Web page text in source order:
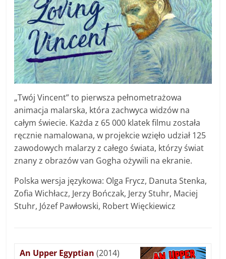
„Twój Vincent” to pierwsza pełnometrażowa
animacja malarska, która zachwyca widzów na
całym świecie. Każda z 65 000 klatek filmu została
ręcznie namalowana, w projekcie wzięło udział 125
zawodowych malarzy z całego świata, którzy świat
znany z obrazów van Gogha ożywili na ekranie.
Polska wersja językowa: Olga Frycz, Danuta Stenka,
Zofia Wichłacz, Jerzy Bończak, Jerzy Stuhr, Maciej
Stuhr, Józef Pawłowski, Robert Więckiewicz
An Upper Egyptian (2014)